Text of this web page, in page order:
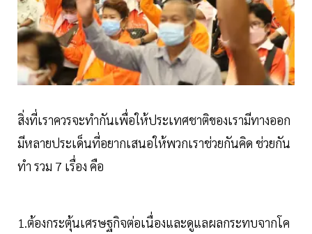
สิ่งที่เราควรจะทำกันเพื่อให้ประเทศชาติของเรามีทางออก
มีหลายประเด็นที่อยากเสนอให้พวกเราช่วยกันคิด ช่วยกัน
ทำ รวม 7 เรื่อง คือ
1.ต้องกระตุ้นเศรษฐกิจต่อเนื่องและดูแลผลกระทบจากโค